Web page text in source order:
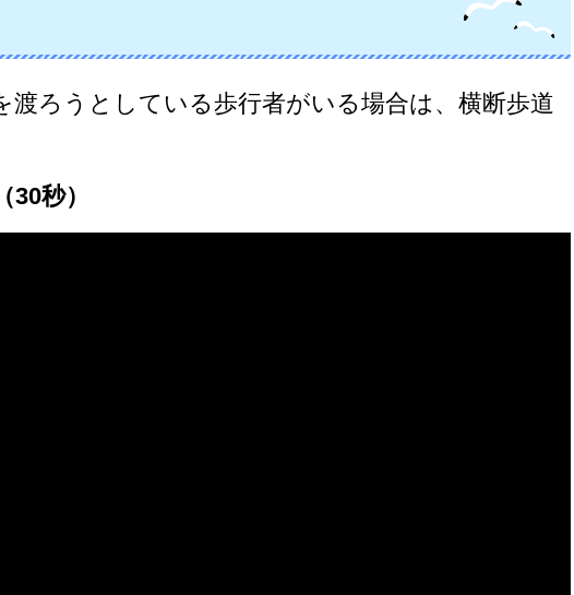
渡ろうとしている歩行者がいる場合は、横断歩道
秒）